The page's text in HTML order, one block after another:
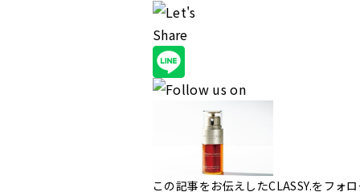
この記事をお伝えしたCLASSY.をフォ